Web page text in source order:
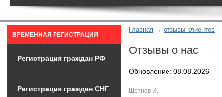
Главная отзывы клиентов
Отзывы о нас
Обновление: 08.08.2026
Шетнев И.
ВРЕМЕННАЯ РЕГИСТРАЦИЯ
Регистрация граждан РФ
Регистрация граждан СНГ